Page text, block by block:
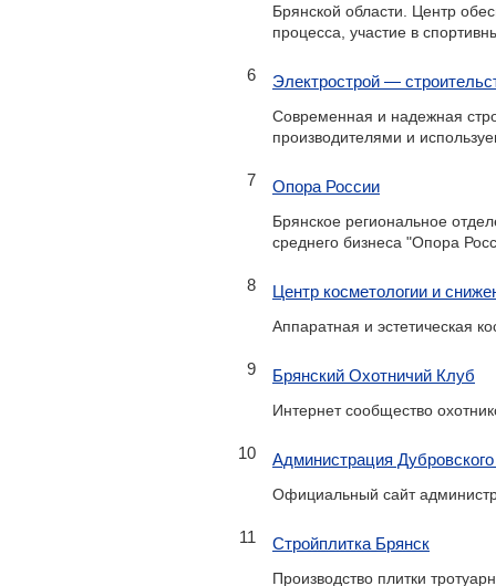
Брянской области. Центр
процесса, участие в
6 Электрострой —
Современная и надежная
производителями и
7 Опора России
Брянское региональное
среднего бизнеса "Опора
8 Центр косметологии и
Аппаратная и эстетическая
9 Брянский Охотничий Клуб
Интернет сообщество
10 Администрация
Официальный сайт
11 Стройплитка Брянск
Производство плитки